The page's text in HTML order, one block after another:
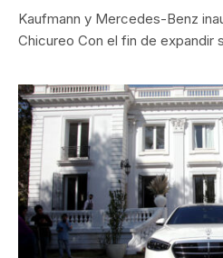
Kaufmann y Mercedes-Benz
Chicureo Con el fin de expandir